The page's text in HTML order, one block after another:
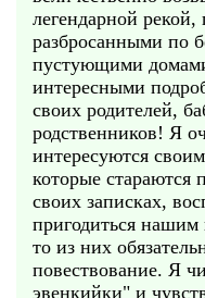
легендарной
разбросанными по
пустующими
интересными
своих родителей,
родственников! Я
интересуются
которые стараются
своих записках,
пригодиться
то из них
повествование. Я
эвенкийки" и